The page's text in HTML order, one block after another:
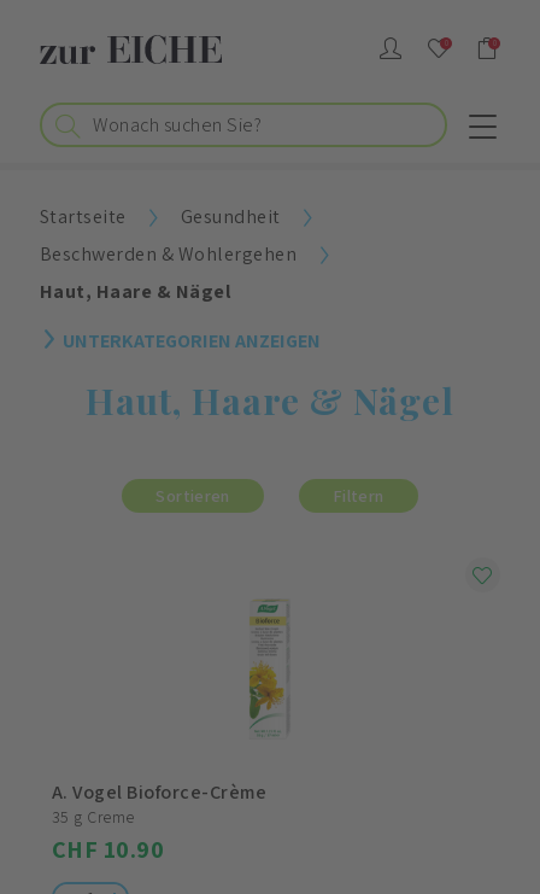
0 0
Startseite
Gesundheit
Beschwerden & Wohlergehen
Haut, Haare & Nägel
UNTERKATEGORIEN ANZEIGEN
Haut, Haare & Nägel
Sortieren Filtern
A. Vogel Bioforce-Crème
35 g Creme
CHF 10.90